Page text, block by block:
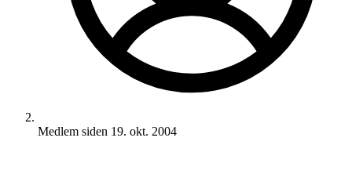
Medlem siden 19. okt. 2004